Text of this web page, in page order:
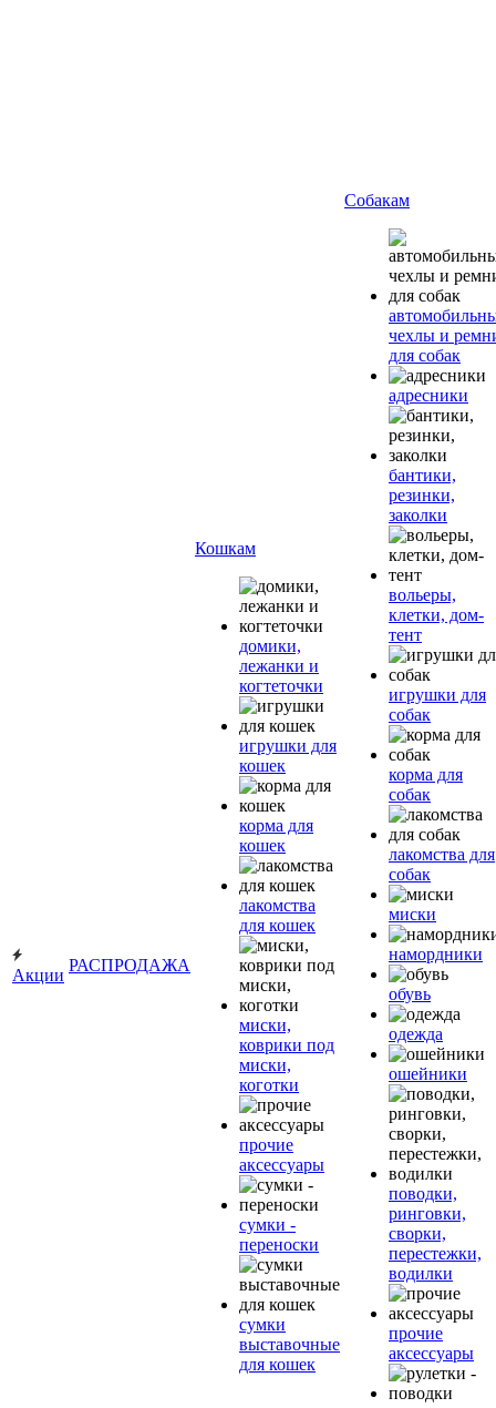
Акции
РАСПРОДАЖА
Кошкам
домики,
лежанки и
когтеточки
игрушки для
кошек
корма для
кошек
лакомства
для кошек
миски,
коврики под
миски,
коготки
прочие
аксессуары
сумки -
переноски
сумки
выставочные
для кошек
Собакам
чехлы и
для собак
адресники
бантики,
резинки,
заколки
вольеры,
клетки, дом-
тент
игрушки для
собак
корма для
собак
лакомства для
собак
миски
намордники
обувь
одежда
ошейники
поводки,
ринговки,
сворки,
перестежки,
водилки
прочие
аксессуары